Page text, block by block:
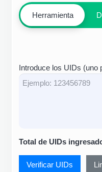
Herramienta
Introduce los UIDs (uno
Total de UIDs
Verificar UIDs